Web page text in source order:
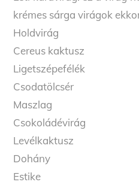
krémes sárga virágok
Holdvirág
Cereus kaktusz
Ligetszépefélék
Csodatölcsér
Maszlag
Csokoládévirág
Levélkaktusz
Dohány
Estike